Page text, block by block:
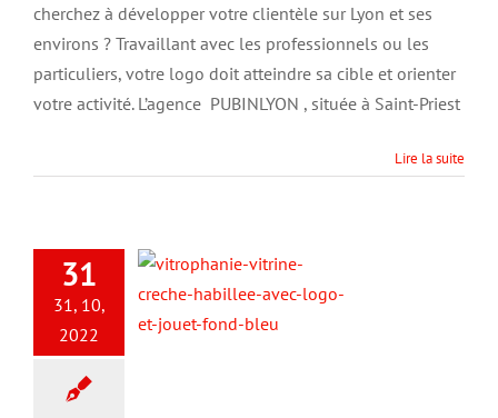
travers
son
logo
pour
une
à
cherchez à développer votre clientèle sur Lyon et ses
environs ? Travaillant avec les professionnels ou les
particuliers, votre logo doit atteindre sa cible et orienter
votre activité. L’agence PUBINLYON , située à Saint-Priest
Lire la suite
31
31, 10,
2022